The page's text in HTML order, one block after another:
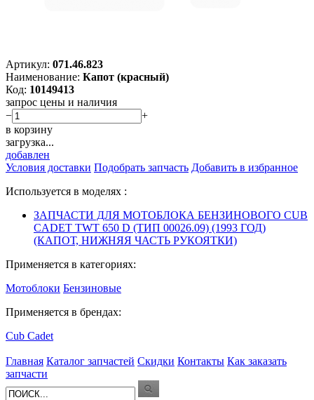
Артикул: 071.46.823
Наименование: Капот (красный)
Код: 10149413
запрос цены и наличия
−
+
в корзину
загрузка...
добавлен
Условия доставки Подобрать запчасть Добавить в избранное
Используется в моделях :
ЗАПЧАСТИ ДЛЯ МОТОБЛОКА БЕНЗИНОВОГО CUB
CADET TWT 650 D (ТИП 00026.09) (1993 ГОД)
(КАПОТ, НИЖНЯЯ ЧАСТЬ РУКОЯТКИ)
Применяется в категориях:
Мотоблоки Бензиновые
Применяется в брендах:
Cub Cadet
Главная Каталог запчастей Скидки Контакты Как заказать
запчасти